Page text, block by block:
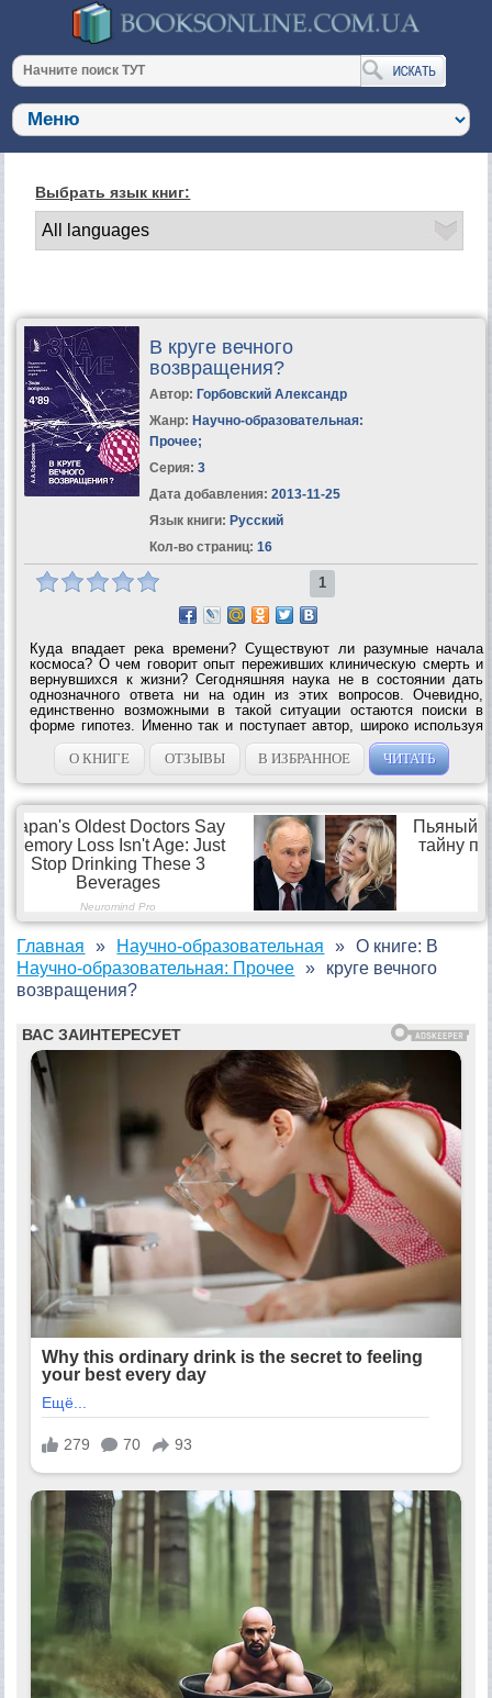
Выбрать язык книг:
В круге вечного
возвращения?
Автор: Горбовский Александр
Жанр: Научно-образовательная:
Прочее;
Серия: 3
Дата добавления: 2013-11-25
Язык книги: Русский
Кол-во страниц: 16
1
Куда впадает река времени? Существуют ли разумные начала
космоса? О чем говорит опыт переживших клиническую смерть и
вернувшихся к жизни? Сегодняшняя наука не в состоянии дать
однозначного ответа ни на один из этих вопросов. Очевидно,
единственно возможными в такой ситуации остаются поиски в
форме гипотез. Именно так и поступает автор, широко используя
данные истории, этнографии, астрономии. ...
О КНИГЕ
ОТЗЫВЫ В ИЗБРАННОЕ ЧИТАТЬ
Главная
Научно-образовательная
Научно-образовательная: Прочее
О книге: В
круге вечного
возвращения?